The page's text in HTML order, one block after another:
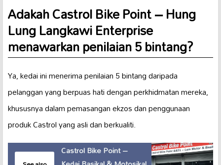
Adakah Castrol Bike Point – Hung
Lung Langkawi Enterprise
menawarkan penilaian 5 bintang?
Ya, kedai ini menerima penilaian 5 bintang daripada
pelanggan yang berpuas hati dengan perkhidmatan mereka,
khususnya dalam pemasangan ekzos dan penggunaan
produk Castrol yang asli dan berkualiti.
Castrol Bike Point –